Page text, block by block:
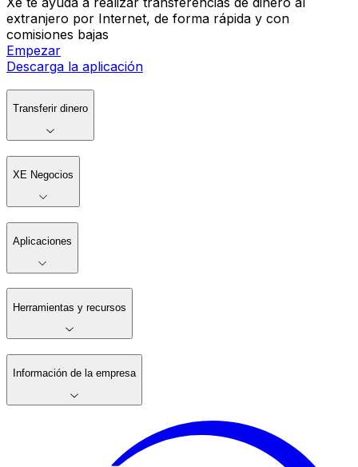
extranjero por Internet, de forma rápida y con
comisiones bajas
Empezar
Descarga la aplicación
Transferir dinero
XE Negocios
Aplicaciones
Herramientas y recursos
Información de la empresa